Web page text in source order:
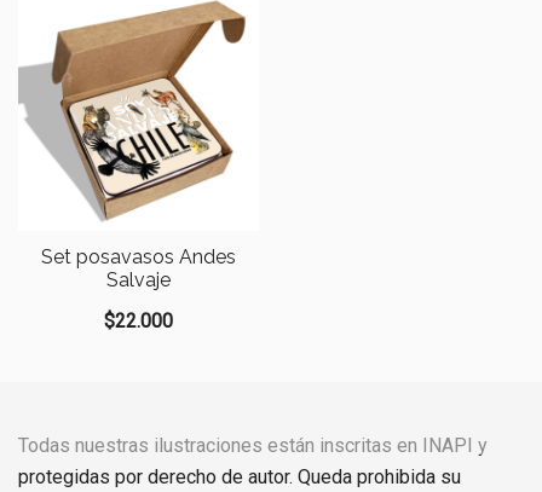
Set posavasos Andes
Salvaje
$22.000
Todas nuestras ilustraciones están inscritas en INAPI y
protegidas por derecho de autor. Queda prohibida su